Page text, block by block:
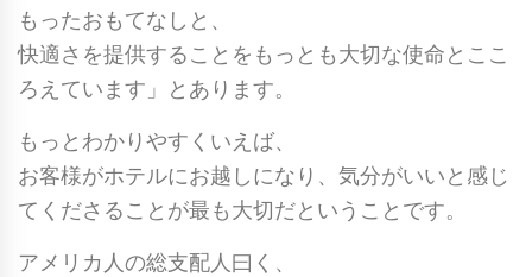
もったおもてなしと、
快適さを提供することをもっとも大切な使命とここ
ろえています」とあります。
もっとわかりやすくいえば、
お客様がホテルにお越しになり、気分がいいと感じ
てくださることが最も大切だということです。
アメリカ人の総支配人曰く、